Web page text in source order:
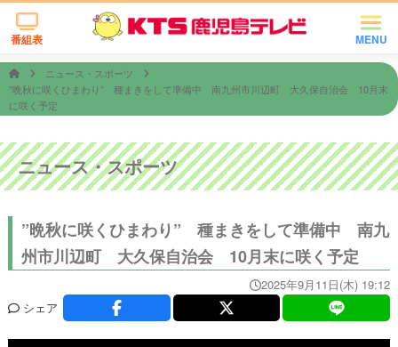
MENU
番組表
ニュース・スポーツ
”晩秋に咲くひまわり” 種まきをして準備中 南九州市川辺町 大久保自治会 10月末
に咲く予定
ニュース・スポーツ
”晩秋に咲くひまわり” 種まきをして準備中 南九
州市川辺町 大久保自治会 10月末に咲く予定
2025年9月11日(木) 19:12
シェア